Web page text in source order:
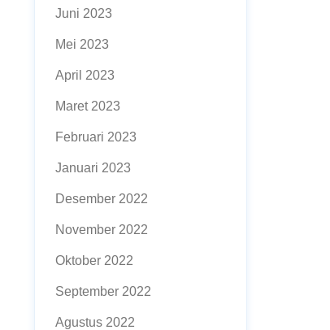
Juni 2023
Mei 2023
April 2023
Maret 2023
Februari 2023
Januari 2023
Desember 2022
November 2022
Oktober 2022
September 2022
Agustus 2022